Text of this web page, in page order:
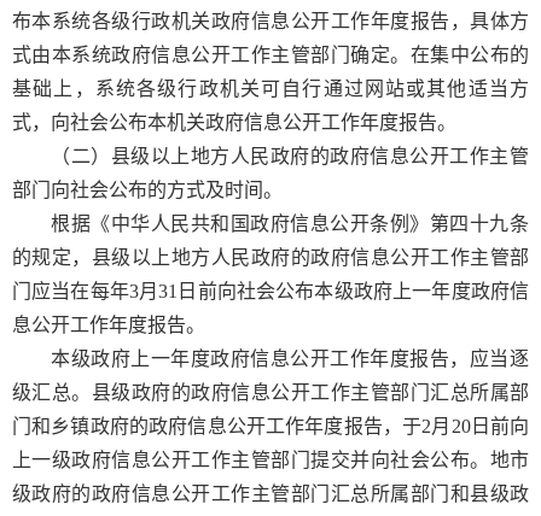
布本系统各级行政机关政府信息公开工作年度报告，具体方
式由本系统政府信息公开工作主管部门确定。在集中公布的
基础上，系统各级行政机关可自行通过网站或其他适当方
式，向社会公布本机关政府信息公开工作年度报告。
（二）县级以上地方人民政府的政府信息公开工作主管
部门向社会公布的方式及时间。
根据《中华人民共和国政府信息公开条例》第四十九条
的规定，县级以上地方人民政府的政府信息公开工作主管部
门应当在每年3月31日前向社会公布本级政府上一年度政府信
息公开工作年度报告。
本级政府上一年度政府信息公开工作年度报告，应当逐
级汇总。县级政府的政府信息公开工作主管部门汇总所属部
门和乡镇政府的政府信息公开工作年度报告，于2月20日前向
上一级政府信息公开工作主管部门提交并向社会公布。地市
级政府的政府信息公开工作主管部门汇总所属部门和县级政